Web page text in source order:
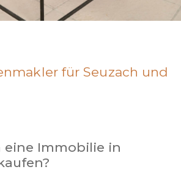
für Seuzach und
eine Immobilie in